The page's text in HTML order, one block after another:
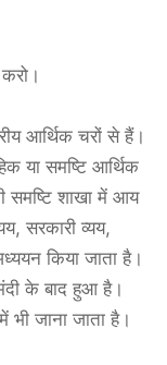
आर्थिक चरों से हैं।
या समष्टि आर्थिक
समष्टि शाखा में आय
सरकारी व्यय,
किया जाता है।
के बाद हुआ है।
भी जाना जाता है।